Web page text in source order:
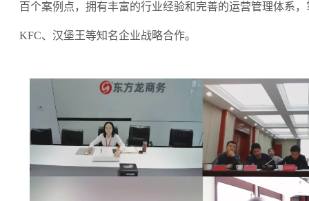
百个案例点，拥有丰富的行业经验和完善的运营管理体系
KFC、汉堡王等知名企业战略合作。